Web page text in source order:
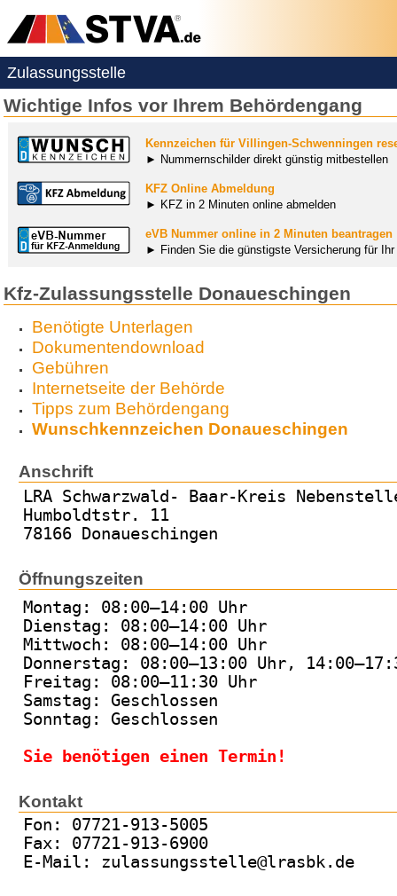
Zulassungsstelle
Wichtige Infos vor Ihrem Behördengang
Kennzeichen für Villingen-Schwenningen
► Nummernschilder direkt günstig mitbestellen
KFZ Online Abmeldung
► KFZ in 2 Minuten online abmelden
eVB Nummer online in 2 Minuten beantragen
► Finden Sie die günstigste Versicherung für
Kfz-Zulassungsstelle Donaueschingen
Benötigte Unterlagen
Dokumentendownload
Gebühren
Internetseite der Behörde
Tipps zum Behördengang
Wunschkennzeichen Donaueschingen
Anschrift
LRA Schwarzwald- Baar-Kreis
Humboldtstr. 11
78166 Donaueschingen
Öffnungszeiten
Montag: 08:00–14:00 Uhr
Dienstag: 08:00–14:00 Uhr
Mittwoch: 08:00–14:00 Uhr
Donnerstag: 08:00–13:00 Uhr,
Freitag: 08:00–11:30 Uhr
Samstag: Geschlossen
Sonntag: Geschlossen
Sie benötigen einen Termin!
Kontakt
Fon: 07721-913-5005
Fax: 07721-913-6900
E-Mail: zulassungsstelle@lrasbk.de